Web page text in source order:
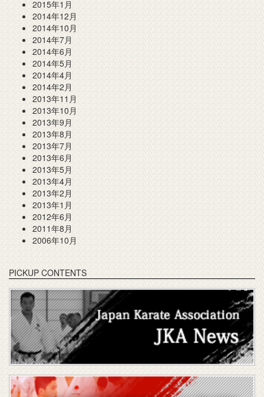
2015年1月
2014年12月
2014年10月
2014年7月
2014年6月
2014年5月
2014年4月
2014年2月
2013年11月
2013年10月
2013年9月
2013年8月
2013年7月
2013年6月
2013年5月
2013年4月
2013年2月
2013年1月
2012年6月
2011年8月
2006年10月
PICKUP CONTENTS